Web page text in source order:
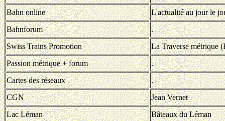
Bahn online
L'actualité au jour le
Bahnforum
.
Swiss Trains Promotion
La Traverse métrique
Passion métrique + forum
.
Cartes des réseaux
.
CGN
Jean Vernet
Lac Léman
Bâteaux du Léman